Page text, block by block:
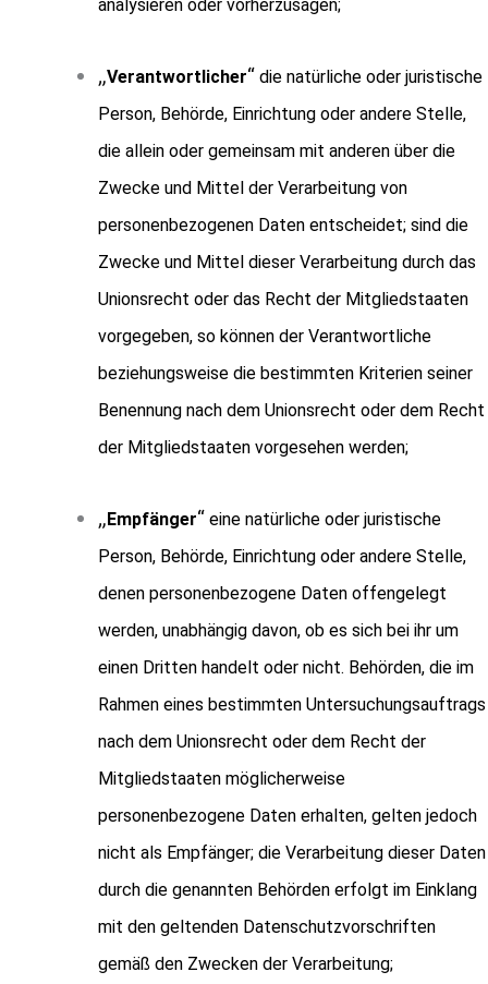
analysieren oder vorherzusagen;
„Verantwortlicher“die natürliche oder juristische
Person, Behörde, Einrichtung oder andere Stelle,
die allein oder gemeinsam mit anderen über die
Zwecke und Mittel der Verarbeitung von
personenbezogenen Daten entscheidet; sind die
Zwecke und Mittel dieser Verarbeitung durch das
Unionsrecht oder das Recht der Mitgliedstaaten
vorgegeben, so können der Verantwortliche
beziehungsweise die bestimmten Kriterien seiner
Benennung nach dem Unionsrecht oder dem Recht
der Mitgliedstaaten vorgesehen werden;
„ Empfänger“eine natürliche oder juristische
Person, Behörde, Einrichtung oder andere Stelle,
denen personenbezogene Daten offengelegt
werden, unabhängig davon, ob es sich bei ihr um
einen Dritten handelt oder nicht. Behörden, die im
Rahmen eines bestimmten Untersuchungsauftrags
nach dem Unionsrecht oder dem Recht der
Mitgliedstaaten möglicherweise
personenbezogene Daten erhalten, gelten jedoch
nicht als Empfänger; die Verarbeitung dieser Daten
durch die genannten Behörden erfolgt im Einklang
mit den geltenden Datenschutzvorschriften
gemäß den Zwecken der Verarbeitung;